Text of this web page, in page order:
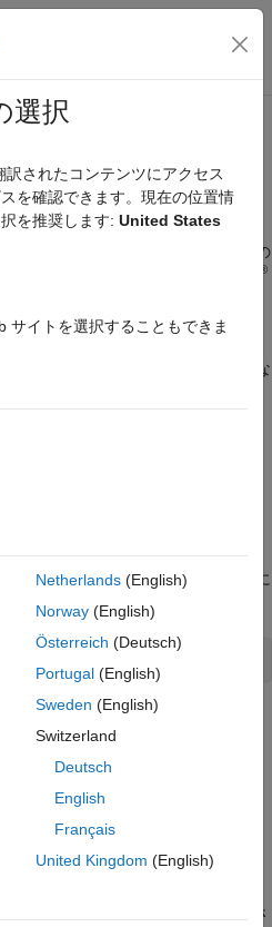
ナビゲーション メ
リンク
ン
ブラリへのカスタ
ンドを使用して MEX ファイルとエ
ビルドするよう推奨しています。この
ケーションで使用される MATLAB
®
ビルドするには、以下に挙げる必要な
クルード ファイルのリストを参照
するには、これらの MATLAB コマ
のパスは以下によって返される値に
には、
します。
の定義
MEX 関数の演算子によって必要とさ
選択
されたコンテンツにアクセス
を確認できます。現在の位置情
を推奨します: United States
サイトを選択することもできま
Netherlands(English)
Norway(English)
Österreich (Deutsch)
Portugal(English)
Sweden (English)
Switzerland
Deutsch
English
Français
United Kingdom (English)